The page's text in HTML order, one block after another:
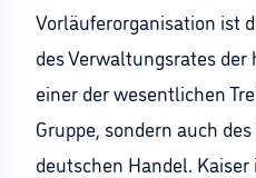
Vorläuferorganisation ist
des Verwaltungsrates
einer der wesentlichen
Gruppe, sondern auch
deutschen Handel.